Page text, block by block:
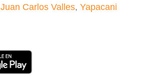
Juan Carlos Valles, Yapacani